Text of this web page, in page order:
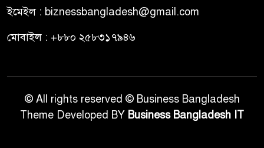
ইমেইল : biznessbangladesh@gmail.com
মোবাইল : +৮৮০ ২৫৮৩১৭৯৪৬
© All rights reserved © Business Bangladesh
Theme Developed BY Business Bangladesh IT